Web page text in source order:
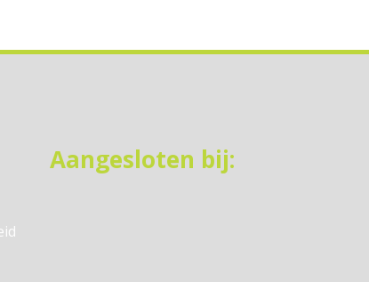
Aangesloten bij: